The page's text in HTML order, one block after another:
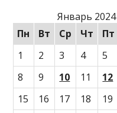
Январь 2024
Пн
Вт Ср Чт Пт
1
2 3 4 5
8
9 10 11 12
15
16 17 18 19